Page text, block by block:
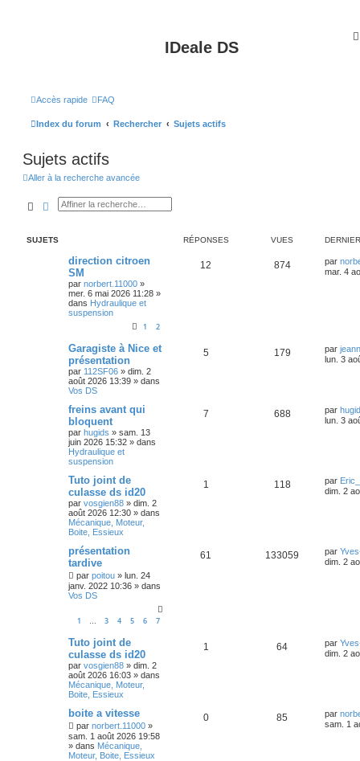
IDeale DS
Accès rapide FAQ
Index du forum Rechercher Sujets actifs
Sujets actifs
Aller à la recherche avancée
Rechercher
Recherche avancée
SUJETS RÉPONSES VUES
direction citroen
SM
par norbert.11000 »
mer. 6 mai 2026 11:28 »
dans Hydraulique et
suspension
1 2
12 874 par
mar. 4
Garagiste à Nice et
présentation
par 112SF06 » dim. 2
août 2026 13:39 » dans
Vos DS
5 179 par
lun. 3
freins avant qui
bloquent
par hugids » sam. 13
juin 2026 15:32 » dans
Hydraulique et
suspension
7 688 par
lun. 3
Tuto joint de
culasse ds id20
par vosgien88 » dim. 2
août 2026 12:30 » dans
Mécanique, Moteur,
Boite, Essieux
1 118 par
dim. 2
présentation
tardive
par poitou » lun. 24
janv. 2022 10:36 » dans
Vos DS
1 … 3 4 5 6 7
61 133059 par
dim. 2
Tuto joint de
culasse ds id20
par vosgien88 » dim. 2
août 2026 16:03 » dans
Mécanique, Moteur,
Boite, Essieux
1 64 par
dim. 2
boite a vitesse
par norbert.11000 »
sam. 1 août 2026 19:58
» dans Mécanique,
Moteur, Boite, Essieux
0 85 par
sam. 1